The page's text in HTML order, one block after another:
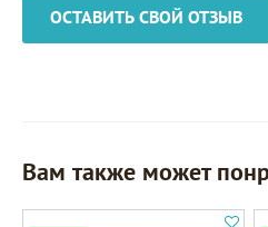
ОСТАВИТЬ СВОЙ ОТЗЫВ
Вам также может